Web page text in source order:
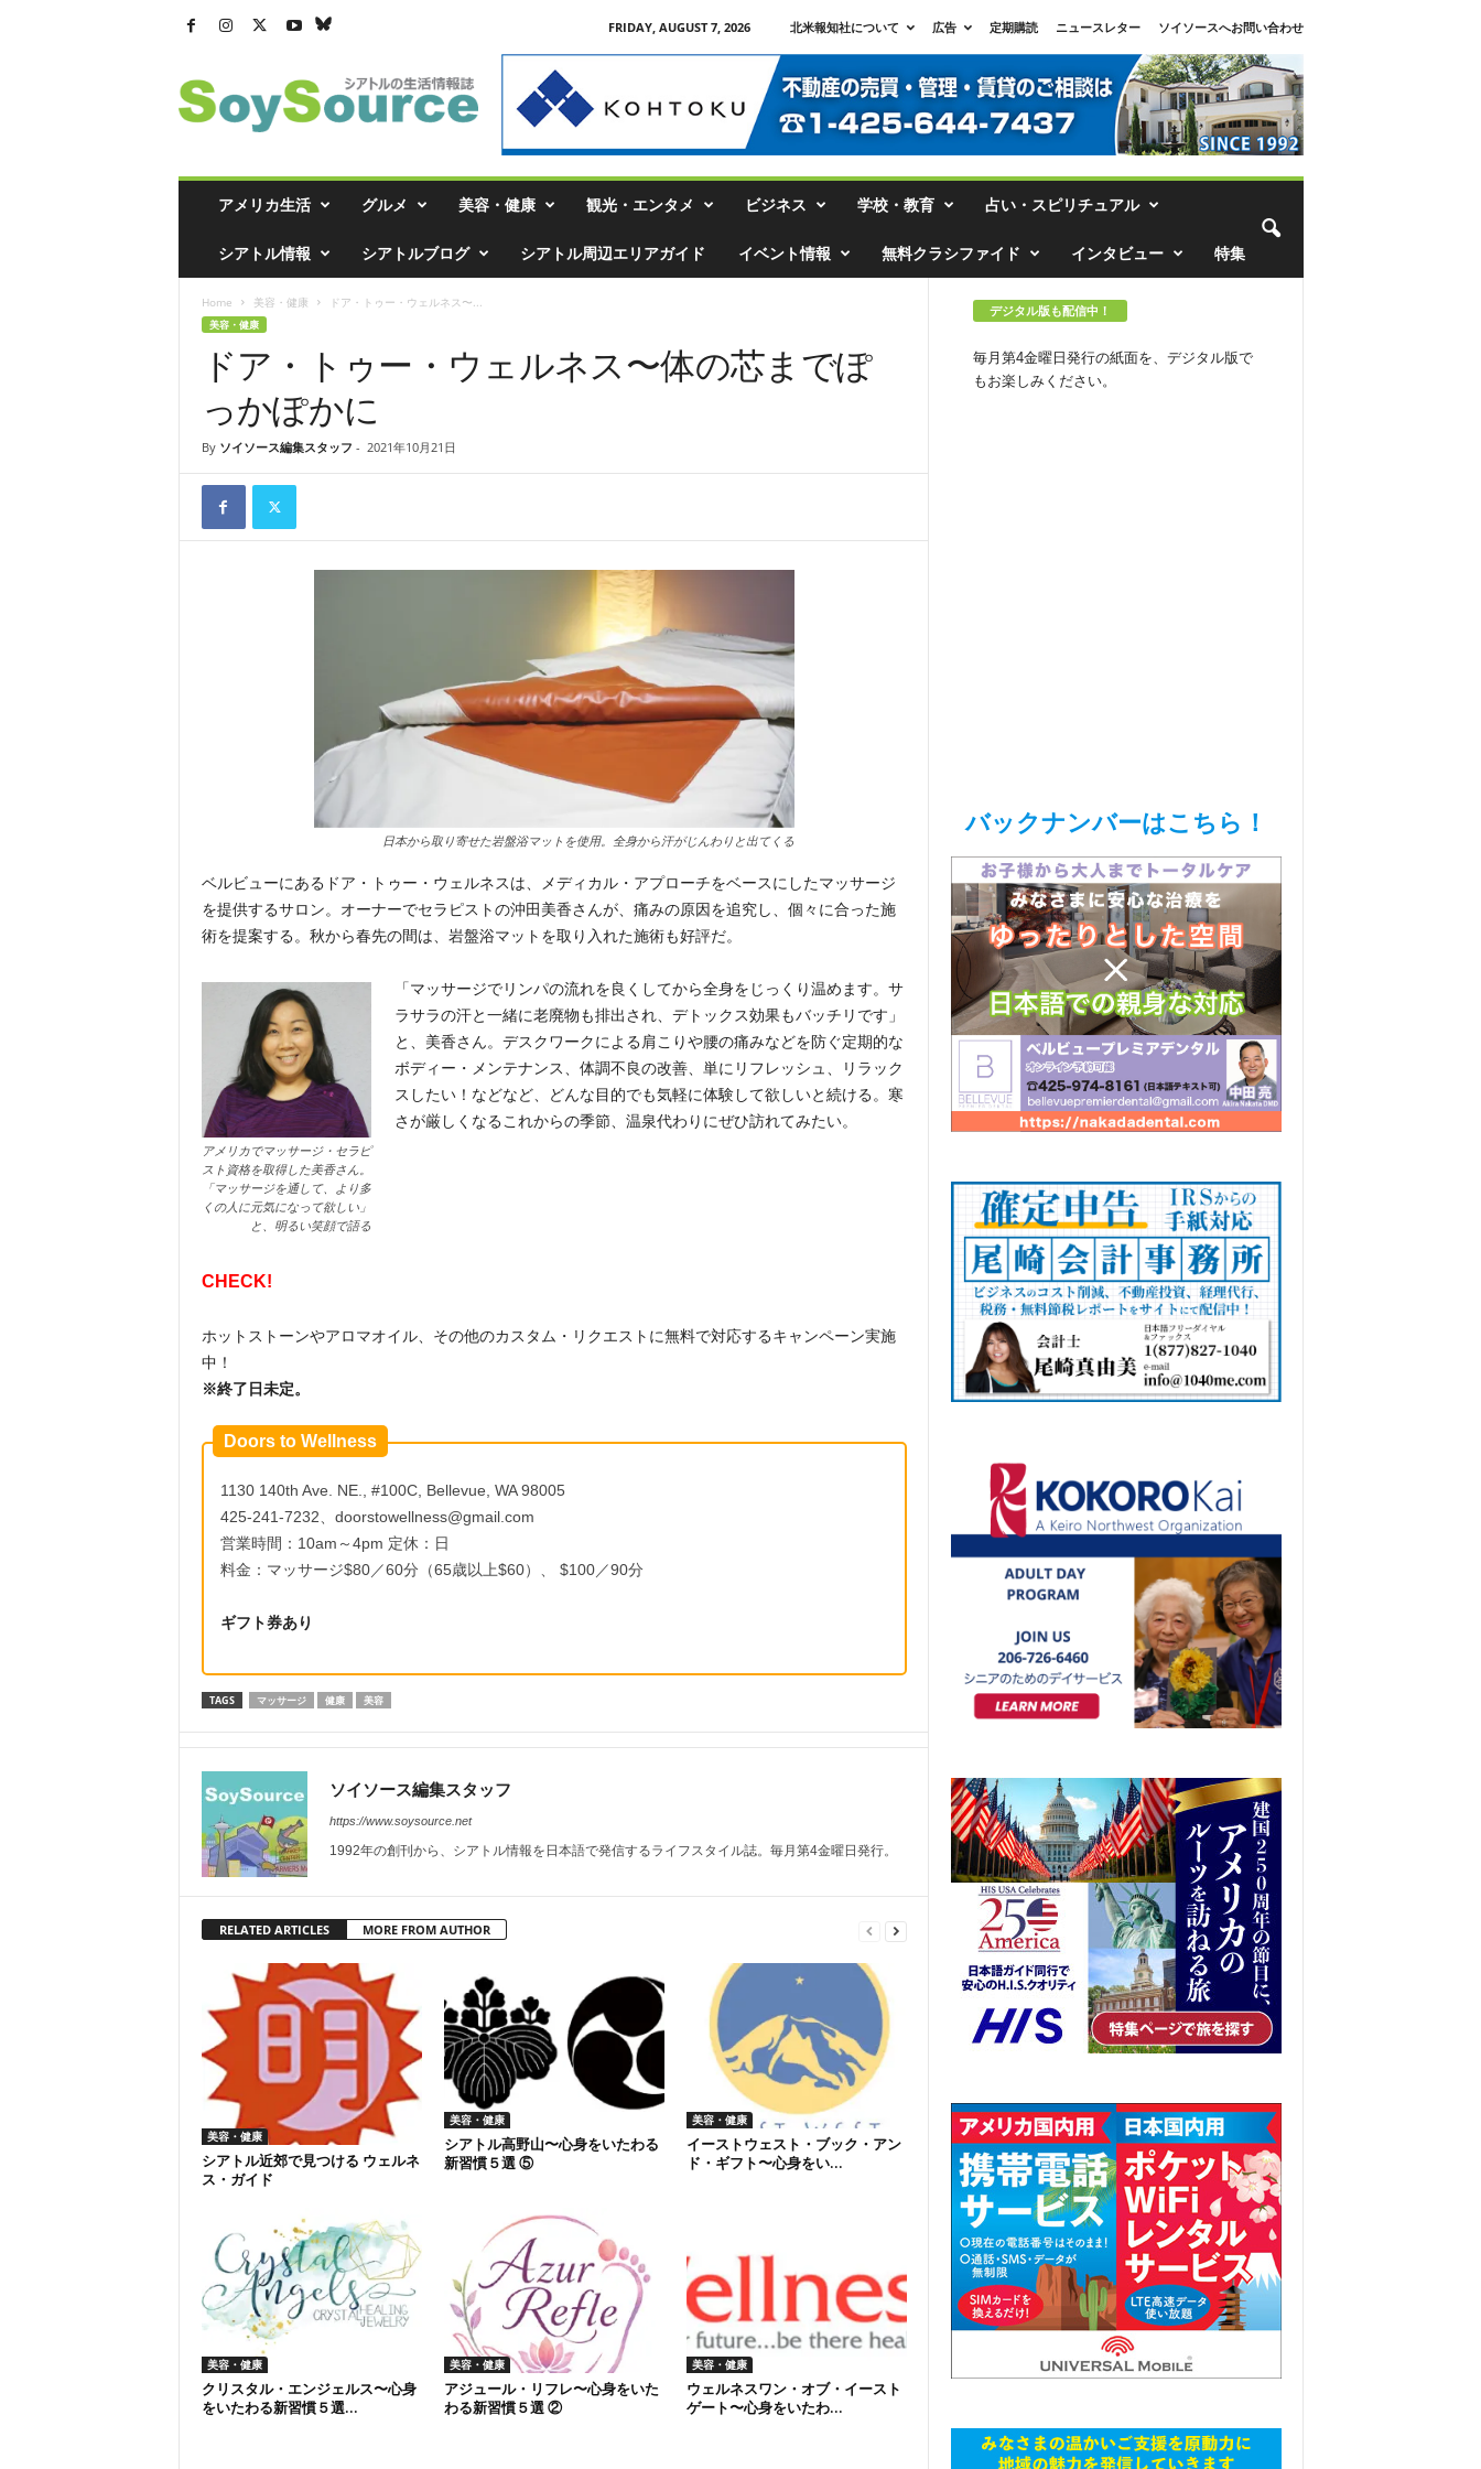
FRIDAY, AUGUST 7, 2026 北米報知社について 広告 定期購読 ニュースレター
ソイソースへお問い合わせ
ト
ル
アメリカ生活 グルメ 美容・健康 観光・エンタメ ビジネス 学校・教育 占い・スピリチュアル
シアトル情報 シアトルブログ シアトル周辺エリアガイド イベント情報 無料クラシファイド インタビュー 特集
Home 美容・健康 ドア・トゥー・ウェルネス〜...
美容・健康
ドア・トゥー・ウェルネス〜体の芯までぽ
っかぽかに
By ソイソース編集スタッフ - 2021年10月21日
日本から取り寄せた岩盤浴マットを使用。全身から汗がじんわりと出てくる
ベルビューにあるドア・トゥー・ウェルネスは、メディカル・アプローチをベースにしたマッサージ
を提供するサロン。オーナーでセラピストの沖田美香さんが、痛みの原因を追究し、個々に合った施
術を提案する。秋から春先の間は、岩盤浴マットを取り入れた施術も好評だ。
アメリカでマッサージ・セラピ
スト資格を取得した美香さん。
「マッサージを通して、より多
くの人に元気になって欲しい」
と、明るい笑顔で語る
「マッサージでリンパの流れを良くしてから全身をじっくり温めます。サ
ラサラの汗と一緒に老廃物も排出され、デトックス効果もバッチリです」
と、美香さん。デスクワークによる肩こりや腰の痛みなどを防ぐ定期的な
ボディー・メンテナンス、体調不良の改善、単にリフレッシュ、リラック
スしたい！などなど、どんな目的でも気軽に体験して欲しいと続ける。寒
さが厳しくなるこれからの季節、温泉代わりにぜひ訪れてみたい。
CHECK!
ホットストーンやアロマオイル、その他のカスタム・リクエストに無料で対応するキャンペーン実施
中！
※終了日未定。
Doors to Wellness
1130 140th Ave. NE., #100C, Bellevue, WA 98005
425-241-7232、doorstowellness@gmail.com
営業時間：10am～4pm 定休：日
料金：マッサージ$80／60分（65歳以上$60）、 $100／90分
ギフト券あり
TAGS マッサージ 健康 美容
ソイソース編集スタッフ
https://www.soysource.net
1992年の創刊から、シアトル情報を日本語で発信するライフスタイル誌。毎月第4金曜日発行。
RELATED ARTICLES MORE FROM AUTHOR
美容・健康
シアトル近郊で見つける ウェルネ
ス・ガイド
美容・健康
シアトル高野山〜心身をいたわる
新習慣５選 ⑤
美容・健康
イーストウェスト・ブック・アン
ド・ギフト〜心身をい...
美容・健康
クリスタル・エンジェルス〜心身
をいたわる新習慣５選...
美容・健康
アジュール・リフレ〜心身をいた
わる新習慣５選 ②
美容・健康
ウェルネスワン・オブ・イースト
ゲート〜心身をいたわ...
デジタル版も配信中！
毎月第4金曜日発行の紙面を、デジタル版で
もお楽しみください。
バックナンバーはこちら！